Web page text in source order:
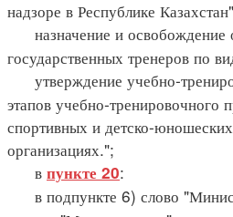
надзоре в Республике
назначение и освобождение
государственных тренеров по
утверждение учебно-
этапов учебно-тренировочного
спортивных и детско-
организациях.";
в пункте 20:
в подпункте 6) слово